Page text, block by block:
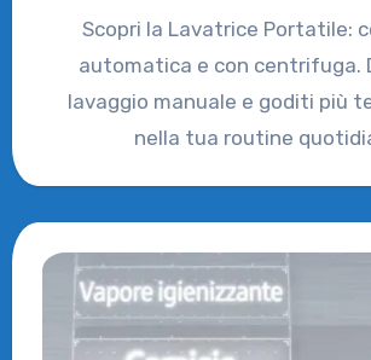
Scopri la Lavatrice Portatile:
automatica e con centrifuga.
lavaggio manuale e goditi più
nella tua routine